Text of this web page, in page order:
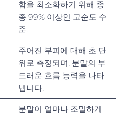
함을 최소화하기 위해 종
종 99% 이상인 고순도 수
준.
주어진 부피에 대해 초 단
위로 측정되며, 분말의 부
드러운 흐름 능력을 나타
냅니다.
분말이 얼마나 조밀하게